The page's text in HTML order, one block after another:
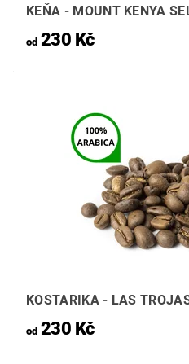
KEŇA - MOUNT KENYA
od230 Kč
KOSTARIKA - LAS
od230 Kč